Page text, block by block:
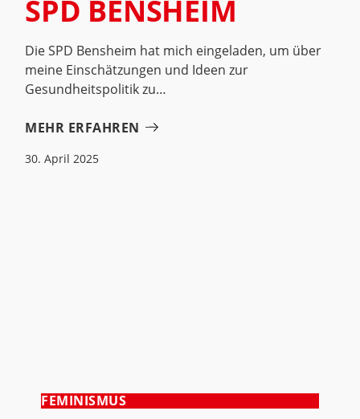
SPD BENSHEIM
Die SPD Bensheim hat mich eingeladen, um über
meine Einschätzungen und Ideen zur
Gesundheitspolitik zu
MEHR ERFAHREN
30. April 2025
FEMINISMUS